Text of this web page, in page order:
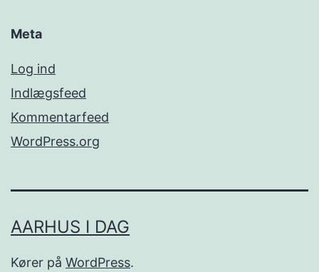
Meta
Log ind
Indlægsfeed
Kommentarfeed
WordPress.org
AARHUS I DAG
Kører på WordPress.